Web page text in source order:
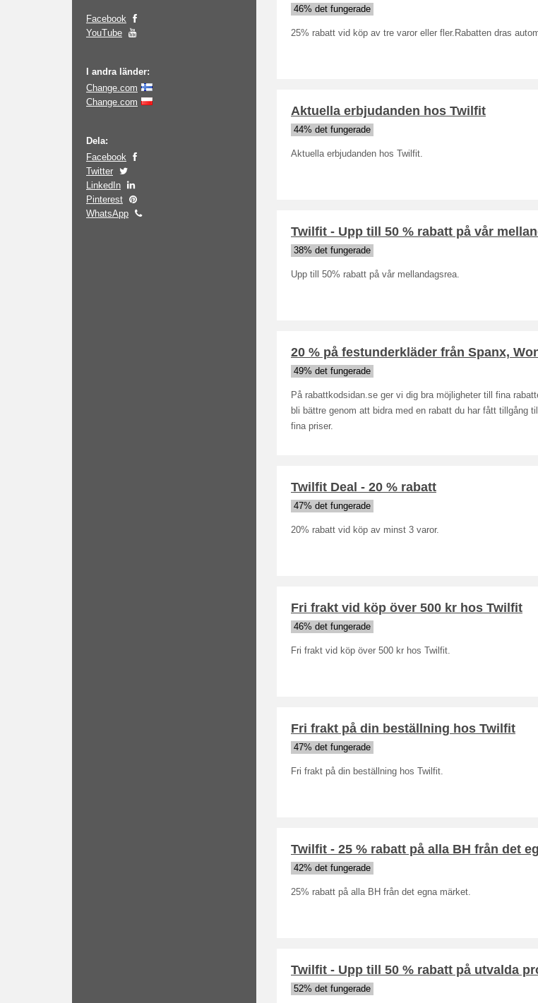
Facebook
YouTube
I andra länder:
Change.com
Change.com
Dela:
Facebook
Twitter
LinkedIn
Pinterest
WhatsApp
46% det fungerade
25% rabatt vid köp av tre varor eller fler.Rabatten dras
Aktuella erbjudanden hos Twilfit
44% det fungerade
Aktuella erbjudanden hos Twilfit.
Twilfit - Upp till 50 % rabatt på vår
38% det fungerade
Upp till 50% rabatt på vår mellandagsrea.
20 % på festunderkläder från Spanx,
49% det fungerade
På rabattkodsidan.se ger vi dig bra möjligheter till fina
bli bättre genom att bidra med en rabatt du har fått tillgång
fina priser.
Twilfit Deal - 20 % rabatt
47% det fungerade
20% rabatt vid köp av minst 3 varor.
Fri frakt vid köp över 500 kr hos Twilfit
46% det fungerade
Fri frakt vid köp över 500 kr hos Twilfit.
Fri frakt på din beställning hos Twilfit
47% det fungerade
Fri frakt på din beställning hos Twilfit.
Twilfit - 25 % rabatt på alla BH från det
42% det fungerade
25% rabatt på alla BH från det egna märket.
Twilfit - Upp till 50 % rabatt på utvalda
52% det fungerade